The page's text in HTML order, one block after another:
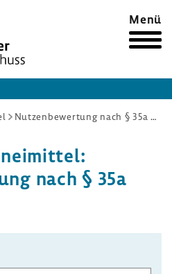
Menü
Nutzenbewertung nach § 35a SGB V (Anlage XII)
nach § 35a